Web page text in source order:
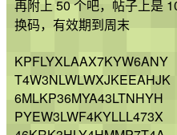
再附上 50 个吧，帖子上是
换码，有效期到周末
KPFLYXLAAX7KYW6ANY
T4W3NLWLWXJKEEAHJK
6MLKP36MYA43LTNHYH
PYEW3LWF4KYLLL473X